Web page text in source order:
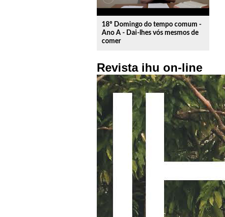
18º Domingo do tempo comum -
Ano A - Dai-lhes vós mesmos de
comer
Revista ihu on-line